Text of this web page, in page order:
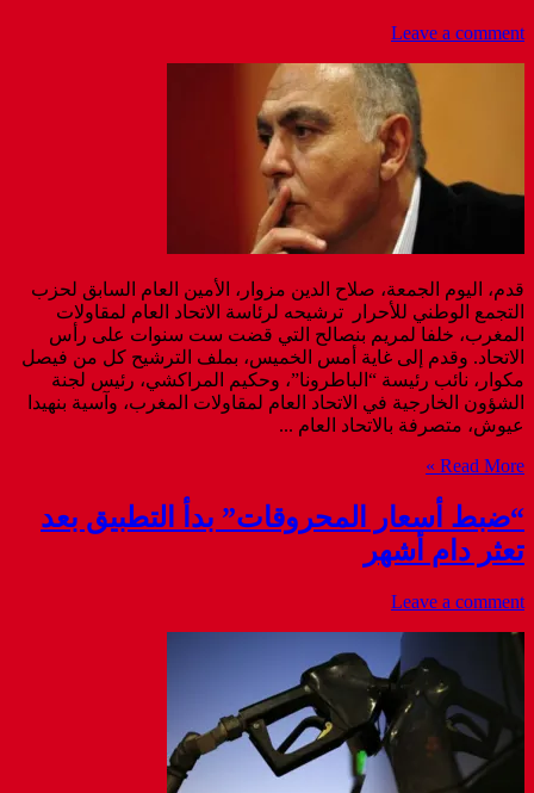
Leave a comment
قدم، اليوم الجمعة، صلاح الدين مزوار، الأمين العام السابق لحزب
التجمع الوطني للأحرار ترشيحه لرئاسة الاتحاد العام لمقاولات
المغرب، خلفا لمريم بنصالح التي قضت ست سنوات على رأس
الاتحاد. وقدم إلى غاية أمس الخميس، بملف الترشيح كل من فيصل
مكوار، نائب رئيسة “الباطرونا”، وحكيم المراكشي، رئيس لجنة
الشؤون الخارجية في الاتحاد العام لمقاولات المغرب، وآسية بنهيدا
عيوش، متصرفة بالاتحاد العام ...
Read More »
“ضبط أسعار المحروقات” بدأ التطبيق بعد
تعثر دام أشهر
Leave a comment